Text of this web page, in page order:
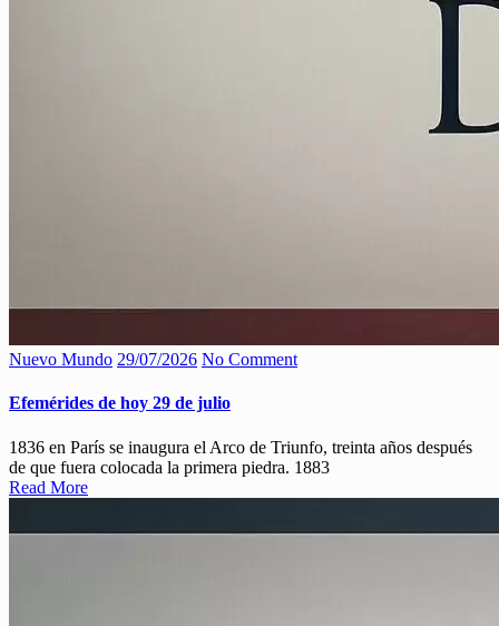
Nuevo Mundo 29/07/2026 No Comment
Efemérides de hoy 29 de julio
1836 en París se inaugura el Arco de Triunfo, treinta años después
de que fuera colocada la primera piedra. 1883
Read More